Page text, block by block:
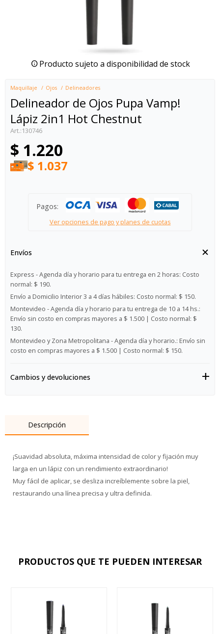
Producto sujeto a disponibilidad de stock
Maquillaje Ojos Delineadores
Delineador de Ojos Pupa Vamp!
Lápiz 2in1 Hot Chestnut
130746
$ 1.220
$ 1.037
Pagos:
Ver opciones de pago y planes de cuotas
Envíos
Express - Agenda día y horario para tu entrega en 2 horas: Costo
normal: $ 190.
Envío a Domicilio Interior 3 a 4 días hábiles: Costo normal: $ 150.
Montevideo - Agenda día y horario para tu entrega de 10 a 14 hs.:
Envío sin costo en compras mayores a $ 1.500 | Costo normal: $
130.
Montevideo y Zona Metropolitana - Agenda día y horario.: Envío sin
costo en compras mayores a $ 1.500 | Costo normal: $ 150.
Cambios y devoluciones
Descripción
¡Suavidad absoluta, máxima intensidad de color y fijación muy
larga en un lápiz con un rendimiento extraordinario!
Muy fácil de aplicar, se desliza increíblemente sobre la piel,
restaurando una línea precisa y ultra definida.
PRODUCTOS QUE TE PUEDEN INTERESAR